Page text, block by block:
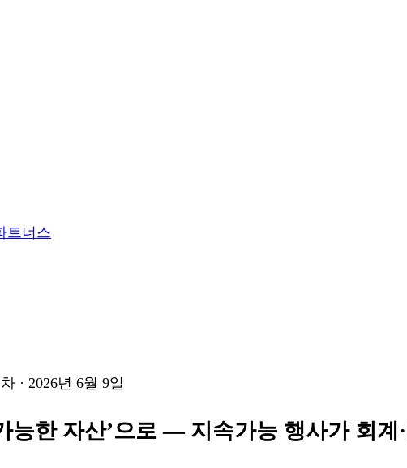
트너스
· 2026년 6월 9일
능한 자산’으로 — 지속가능 행사가 회